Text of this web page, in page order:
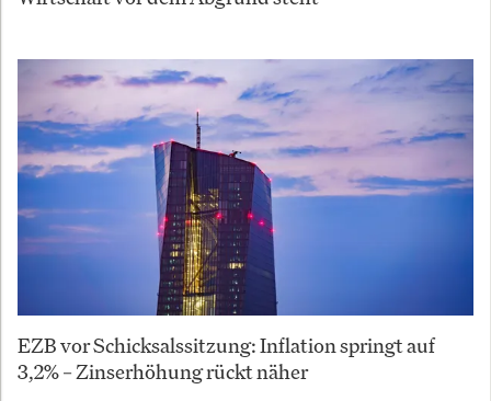
EZB vor Schicksalssitzung: Inflation springt auf
3,2% – Zinserhöhung rückt näher